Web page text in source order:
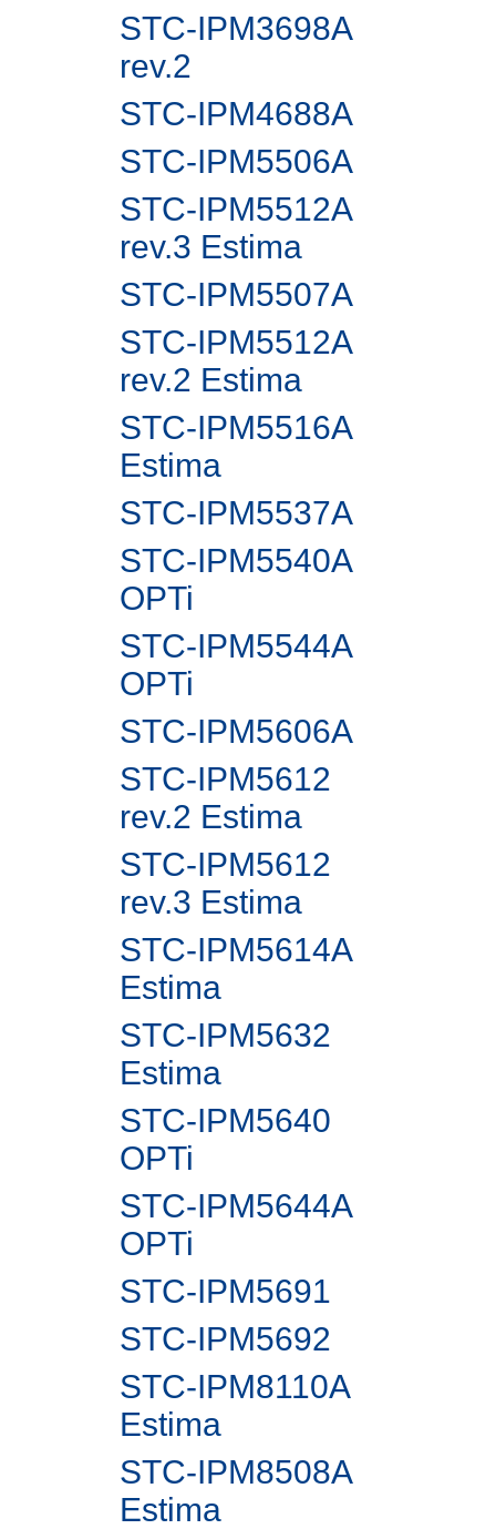
STC-IPM3698A
rev.2
STC-IPM4688A
STC-IPM5506A
STC-IPM5512A
rev.3 Estima
STC-IPM5507A
STC-IPM5512A
rev.2 Estima
STC-IPM5516A
Estima
STC-IPM5537A
STC-IPM5540A
OPTi
STC-IPM5544A
OPTi
STC-IPM5606A
STC-IPM5612
rev.2 Estima
STC-IPM5612
rev.3 Estima
STC-IPM5614A
Estima
STC-IPM5632
Estima
STC-IPM5640
OPTi
STC-IPM5644A
OPTi
STC-IPM5691
STC-IPM5692
STC-IPM8110A
Estima
STC-IPM8508A
Estima